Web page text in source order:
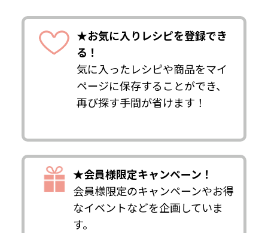
★お気に入りレシピを登録でき
る！
気に入ったレシピや商品をマイ
ページに保存することができ、
再び探す手間が省けます！
★会員様限定キャンペーン！
会員様限定のキャンペーンやお得
なイベントなどを企画していま
す。